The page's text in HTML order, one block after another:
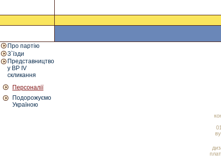
Про партію
З`їзди
Представництво
у ВР IV
скликання
Персоналії
Подорожуємо
Україною